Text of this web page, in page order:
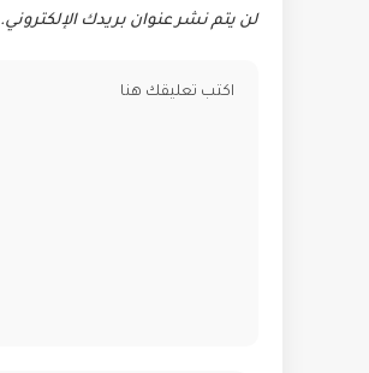
لن يتم نشر عنوان بريدك الإلكتروني.